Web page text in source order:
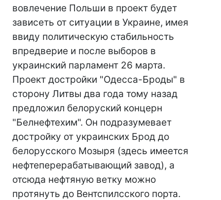
вовлечение Польши в проект будет
зависеть от ситуации в Украине, имея
ввиду политическую стабильность
впредверие и после выборов в
украинский парламент 26 марта.
Проект достройки "Одесса-Броды" в
сторону Литвы два года тому назад
предложил белоруский концерн
"Белнефтехим". Он подразумевает
достройку от украинских Брод до
белорусского Мозыря (здесь имеется
нефтеперерабатывающий завод), а
отсюда нефтяную ветку можно
протянуть до Вентспилсского порта.